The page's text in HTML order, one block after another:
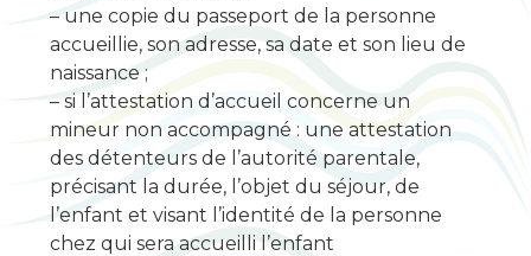
– une copie du passeport de la personne
accueillie, son adresse, sa date et son lieu de
naissance ;
– si l’attestation d’accueil concerne un
mineur non accompagné : une attestation
des détenteurs de l’autorité parentale,
précisant la durée, l’objet du séjour, de
l’enfant et visant l’identité de la personne
chez qui sera accueilli l’enfant